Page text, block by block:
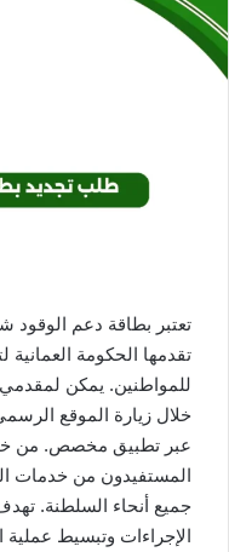
تعتبر بطاقة دعم الوقود
تقدمها الحكومة
للمواطنين. يمكن
خلال زيارة الموقع
عبر تطبيق مخصص. من
المستفيدون من خدمات
جميع أنحاء السلطنة.
الإجراءات وتبسيط عملية